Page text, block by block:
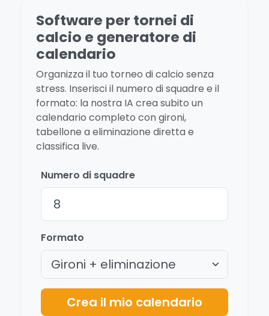
Software per tornei di
calcio e generatore di
calendario
Organizza il tuo torneo di calcio senza
stress. Inserisci il numero di squadre e il
formato: la nostra IA crea subito un
calendario completo con gironi,
tabellone a eliminazione diretta e
classifica live.
Numero di squadre
Formato
Crea il mio calendario